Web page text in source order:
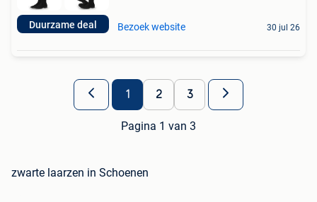
Duurzame deal Bezoek website 30 jul 26
1 2 3
Pagina 1 van 3
zwarte laarzen in Schoenen